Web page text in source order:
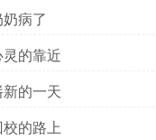
病了
的靠近
的一天
的路上